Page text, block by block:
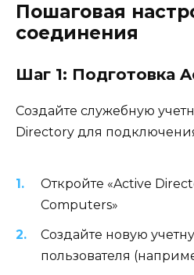
Пошаговая
соединения
Шаг 1: Подготовка
Создайте служебную
Directory для
Откройте «Active
Computers»
Создайте новую
пользователя